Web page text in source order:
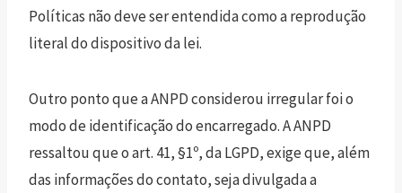
Políticas não deve ser entendida como a reprodução
literal do dispositivo da lei.
Outro ponto que a ANPD considerou irregular foi o
modo de identificação do encarregado. A ANPD
ressaltou que o art. 41, §1º, da LGPD, exige que, além
das informações do contato, seja divulgada a